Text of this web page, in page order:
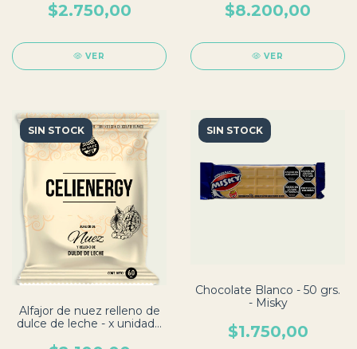
$2.750,00
VER
$8.200,00
VER
SIN STOCK
Alfajor de nuez relleno de
dulce de leche - x unidad -
SIN STOCK
Chocolate Blanco - 50 grs.
- Misky
$1.750,00